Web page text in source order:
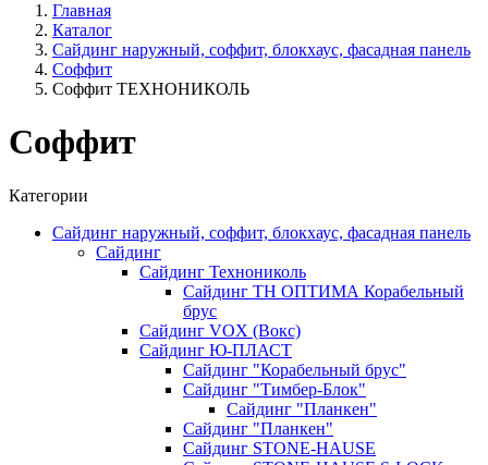
Главная
Каталог
Сайдинг наружный, соффит, блокхаус, фасадная панель
Соффит
Соффит ТЕХНОНИКОЛЬ
Соффит
Категории
Сайдинг наружный, соффит, блокхаус, фасадная панель
Сайдинг
Сайдинг Технониколь
Сайдинг ТН ОПТИМА Корабельный
брус
Сайдинг VOX (Вокс)
Сайдинг Ю-ПЛАСТ
Сайдинг "Корабельный брус"
Сайдинг "Тимбер-Блок"
Сайдинг "Планкен"
Сайдинг "Планкен"
Сайдинг STONE-HAUSE